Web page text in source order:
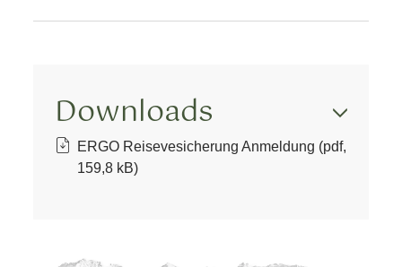
Downloads
ERGO Reisevesicherung Anmeldung (pdf,
159,8 kB)